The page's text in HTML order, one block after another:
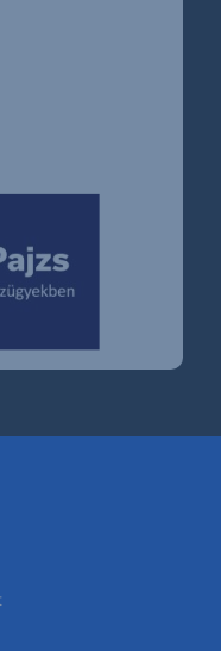
oldalra ugrik)
oldalra ugrik)